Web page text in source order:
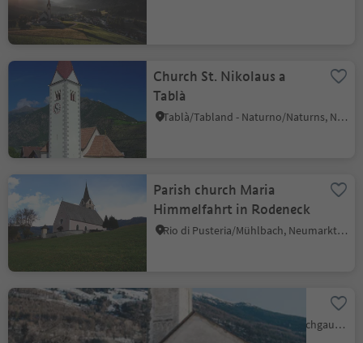
Church St. Nikolaus a
Tablà
Tablà/Tabland - Naturno/Naturns, Naturns/Naturno, Meran/Merano and environs
Parish church Maria
Himmelfahrt in Rodeneck
Rio di Pusteria/Mühlbach, Neumarkt/Egna, Alto Adige Wine Road
St. Benedikt´s Church
Malles/Mals, Mals/Malles, Vinschgau/Val Venosta